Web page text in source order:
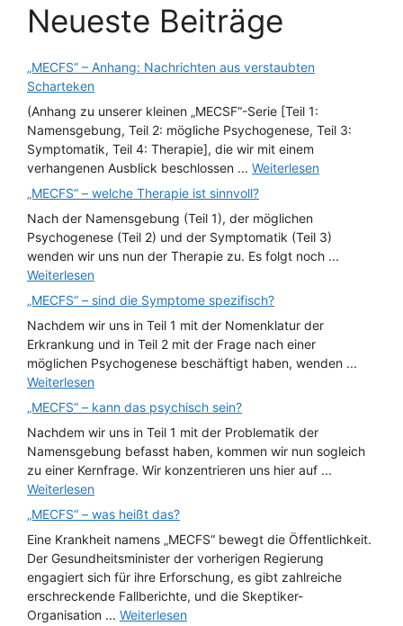
Neueste Beiträge
„MECFS“ – Anhang: Nachrichten aus verstaubten
Scharteken
(Anhang zu unserer kleinen „MECSF“-Serie [Teil 1:
Namensgebung, Teil 2: mögliche Psychogenese, Teil 3:
Symptomatik, Teil 4: Therapie], die wir mit einem
verhangenen Ausblick beschlossen ... Weiterlesen
„MECFS“ – welche Therapie ist sinnvoll?
Nach der Namensgebung (Teil 1), der möglichen
Psychogenese (Teil 2) und der Symptomatik (Teil 3)
wenden wir uns nun der Therapie zu. Es folgt noch ...
Weiterlesen
„MECFS“ – sind die Symptome spezifisch?
Nachdem wir uns in Teil 1 mit der Nomenklatur der
Erkrankung und in Teil 2 mit der Frage nach einer
möglichen Psychogenese beschäftigt haben, wenden ...
Weiterlesen
„MECFS“ – kann das psychisch sein?
Nachdem wir uns in Teil 1 mit der Problematik der
Namensgebung befasst haben, kommen wir nun sogleich
zu einer Kernfrage. Wir konzentrieren uns hier auf ...
Weiterlesen
„MECFS“ – was heißt das?
Eine Krankheit namens „MECFS“ bewegt die Öffentlichkeit.
Der Gesundheitsminister der vorherigen Regierung
engagiert sich für ihre Erforschung, es gibt zahlreiche
erschreckende Fallberichte, und die Skeptiker-
Organisation ... Weiterlesen